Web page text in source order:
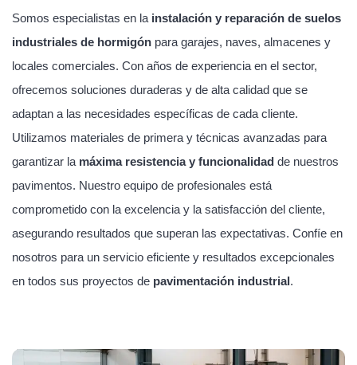
Somos especialistas en la instalación y reparación de suelos
industriales de hormigón para garajes, naves, almacenes y
locales comerciales. Con años de experiencia en el sector,
ofrecemos soluciones duraderas y de alta calidad que se
adaptan a las necesidades específicas de cada cliente.
Utilizamos materiales de primera y técnicas avanzadas para
garantizar la máxima resistencia y funcionalidad de nuestros
pavimentos. Nuestro equipo de profesionales está
comprometido con la excelencia y la satisfacción del cliente,
asegurando resultados que superan las expectativas. Confíe en
nosotros para un servicio eficiente y resultados excepcionales
en todos sus proyectos de pavimentación industrial.